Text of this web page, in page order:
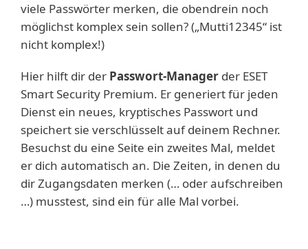
viele Passwörter merken, die obendrein noch
möglichst komplex sein sollen? („Mutti12345“ ist
nicht komplex!)
Hier hilft dir der Passwort-Manager der ESET
Smart Security Premium. Er generiert für jeden
Dienst ein neues, kryptisches Passwort und
speichert sie verschlüsselt auf deinem Rechner.
Besuchst du eine Seite ein zweites Mal, meldet
er dich automatisch an. Die Zeiten, in denen du
dir Zugangsdaten merken (… oder aufschreiben
…) musstest, sind ein für alle Mal vorbei.